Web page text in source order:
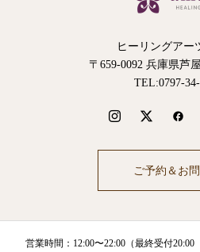
ヒーリングアー
〒659-0092 兵庫県芦
TEL:0797-
ご予約＆お
営業時間：12:00〜22:00（最終受付